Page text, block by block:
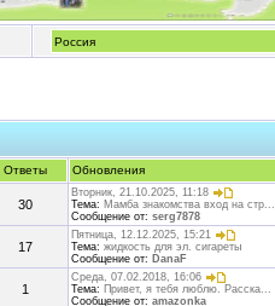
Ответы Обновления
30
Вторник, 21.10.2025, 11:18
Тема: Мамба знакомства вход на стр...
Сообщение от: serg7878
17
Пятница, 12.12.2025, 15:21
Тема: жидкость для эл. сигареты
Сообщение от: DanaF
1
Среда, 07.02.2018, 16:06
Тема: Привет, я тебя люблю. Расска...
Сообщение от: amazonka